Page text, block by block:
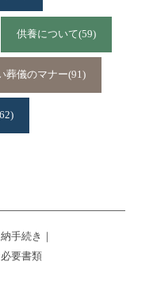
供養について(59)
葬儀のマナー(91)
手続き｜
要書類